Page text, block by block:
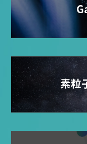
素粒